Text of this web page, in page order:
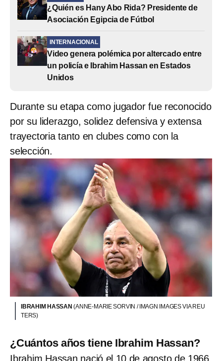
¿Quién es Hany Abo Rida? Presidente de
Asociación Egipcia de Fútbol
INTERNACIONAL
Video genera polémica por altercado entre
un policía e Ibrahim Hassan en Estados
Unidos
Durante su etapa como jugador fue reconocido
por su liderazgo, solidez defensiva y extensa
trayectoria tanto en clubes como con la
selección.
IBRAHIM HASSAN(ANNE-MARIE SORVIN / IMAGN IMAGES VIA REU
TERS)
¿Cuántos años tiene Ibrahim Hassan?
Ibrahim Hassan nació el 10 de agosto de 1966,